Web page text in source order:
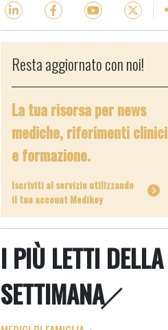
Resta aggiornato con noi!
La tua risorsa per news
mediche, riferimenti clinici
e formazione.
Iscriviti al servizio utilizzando
il tuo account Medikey
I PIÙ LETTI DELLA
SETTIMANA